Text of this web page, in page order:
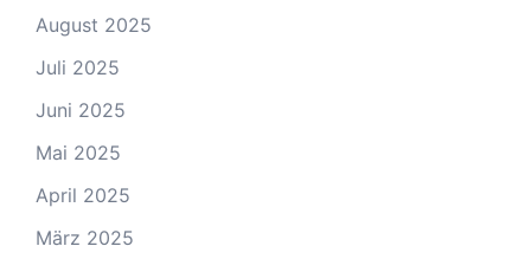
August 2025
Juli 2025
Juni 2025
Mai 2025
April 2025
März 2025